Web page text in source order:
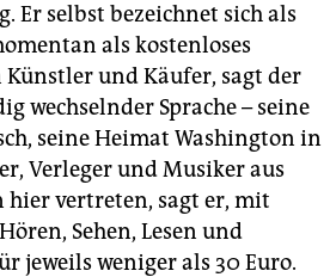
Er selbst bezeichnet sich als
als kostenloses
und Käufer, sagt der
wechselnder Sprache – seine
seine Heimat Washington in
Verleger und Musiker aus
hier vertreten, sagt er, mit
Sehen, Lesen und
jeweils weniger als 30 Euro.